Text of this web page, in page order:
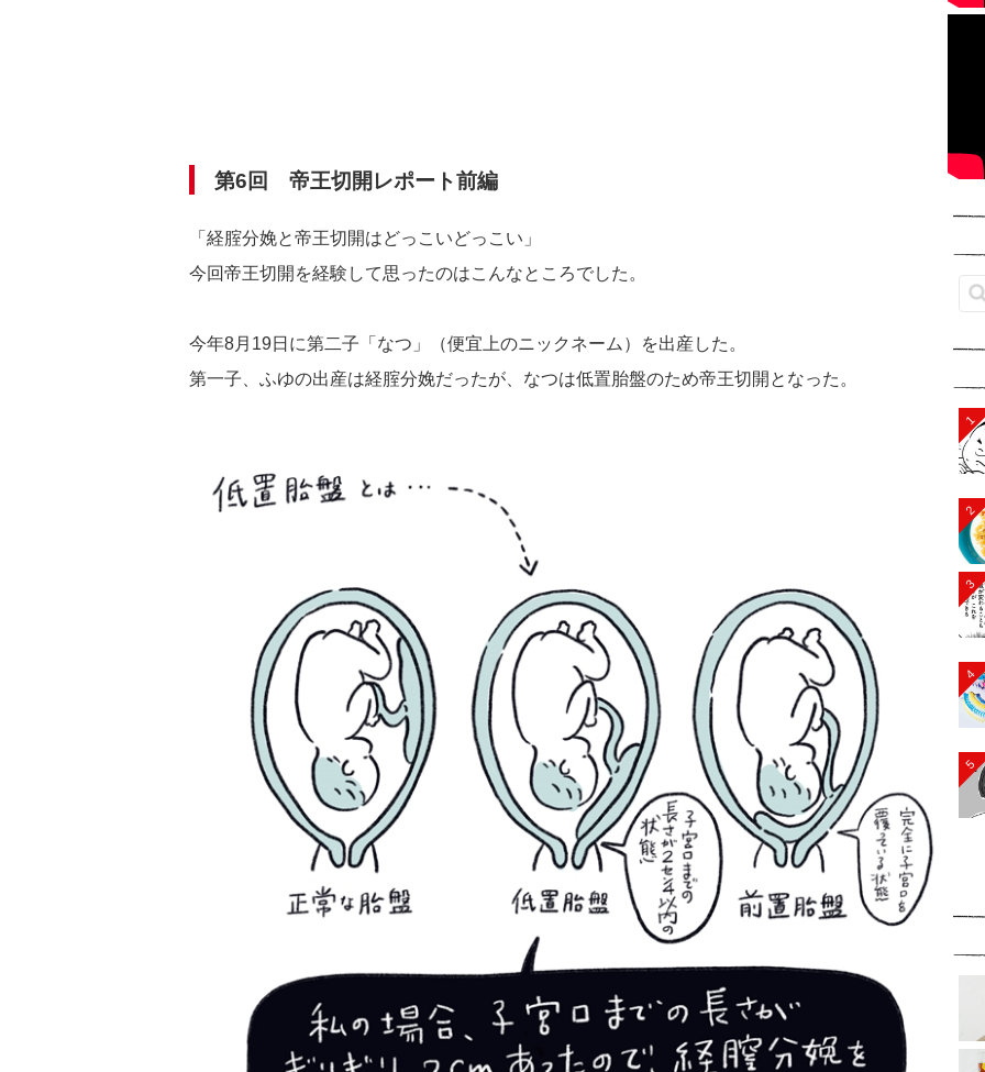
第6回 帝王切開レポート前編
「経腟分娩と帝王切開はどっこいどっこい」
今回帝王切開を経験して思ったのはこんなところでした。
今年8月19日に第二子「なつ」（便宜上のニックネーム）を出産した。
第一子、ふゆの出産は経腟分娩だったが、なつは低置胎盤のため帝王切開となった。
1
2
3
4
5